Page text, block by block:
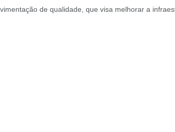
de qualidade, que visa melhorar a